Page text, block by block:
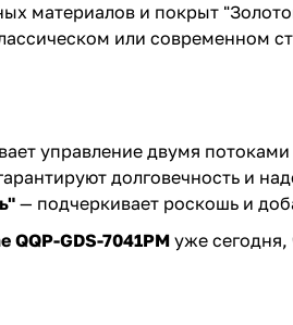
материалов и покрыт
или современном
управление двумя
долговечность и
— подчеркивает роскошь и
QQP-GDS-7041PM уже